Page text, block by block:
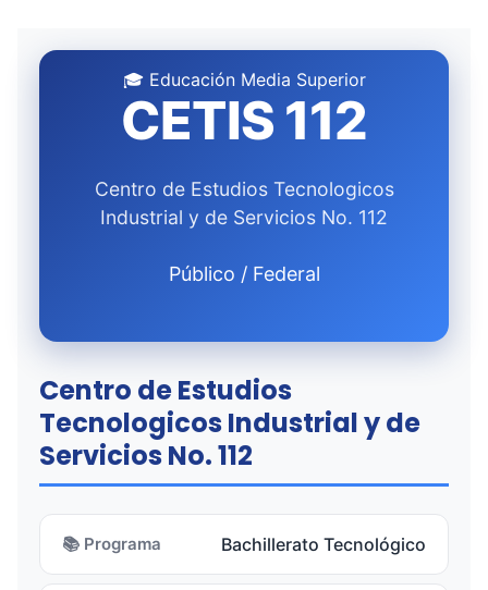
🎓 Educación Media Superior
CETIS 112
Centro de Estudios Tecnologicos
Industrial y de Servicios No. 112
Público / Federal
Centro de Estudios
Tecnologicos Industrial y de
Servicios No. 112
📚 Programa Bachillerato Tecnológico